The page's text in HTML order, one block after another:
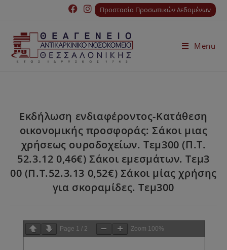
Προστασία Προσωπικών Δεδομένων
Menu
Εκδήλωση ενδιαφέροντος-Κατάθεση
οικονομικής προσφοράς: Σάκοι μιας
χρήσεως ουροδοχείων. Τεμ300 (Π.Τ.
52.3.12 0,46€) Σάκοι εμεσμάτων. Τεμ3
00 (Π.Τ.52.3.13 0,52€) Σάκοι μίας χρήσης
για σκοραμίδες. Τεμ300
Page 1 / 2 Zoom 100%